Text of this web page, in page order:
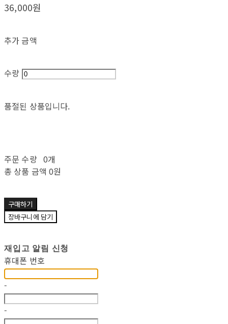
36,000원
추가 금액
수량
품절된 상품입니다.
주문 수량 0개
총 상품 금액 0원
구매하기
장바구니에 담기
재입고 알림 신청
휴대폰 번호
-
-